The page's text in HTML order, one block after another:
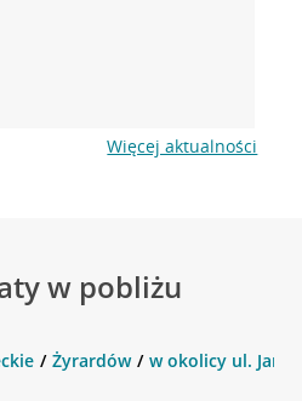
Więcej aktualności
w pobliżu
Żyrardów w okolicy ul. Jana